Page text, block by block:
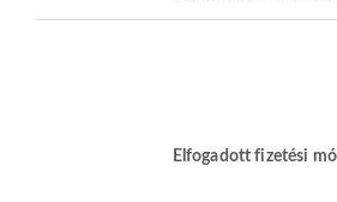
Elfogadott fizetési